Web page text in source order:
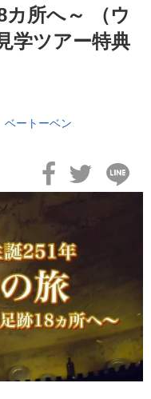
カ所へ～ （ウ
学ツアー特典
ベートーベン
に満ちた秋、心をほど
。本国で即完のプレミ
！
酔いしれる！ 11/8(金)
開幕！